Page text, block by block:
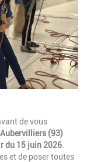
de vous
(93)
du 15 juin 2026
et de poser toutes